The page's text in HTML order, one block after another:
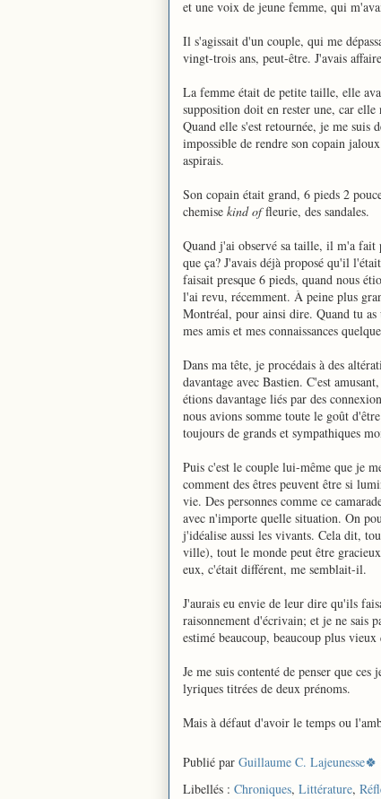
et une voix de jeune femme, qui
Il s'agissait d'un couple, qui me
vingt-trois ans, peut-être. J'avais
La femme était de petite taille, elle
supposition doit en rester une, car
Quand elle s'est retournée, je me suis
impossible de rendre son copain
aspirais.
Son copain était grand, 6 pieds 2
chemise kind offleurie, des sandales.
Quand j'ai observé sa taille, il m'a fait
que ça? J'avais déjà proposé qu'il
faisait presque 6 pieds, quand nous
l'ai revu, récemment. À peine plus
Montréal, pour ainsi dire. Quand tu
mes amis et mes connaissances
Dans ma tête, je procédais à des
davantage avec Bastien. C'est
étions davantage liés par des
nous avions somme toute le goût
toujours de grands et sympathiques
Puis c'est le couple lui-même que je
comment des êtres peuvent être si
vie. Des personnes comme ce
avec n'importe quelle situation. On
j'idéalise aussi les vivants. Cela dit,
ville), tout le monde peut être
eux, c'était différent, me semblait-il.
J'aurais eu envie de leur dire qu'ils
raisonnement d'écrivain; et je ne sais
estimé beaucoup, beaucoup plus
Je me suis contenté de penser que
lyriques titrées de deux prénoms.
Mais à défaut d'avoir le temps ou
Publié par Guillaume C. Lajeunesse🍀
Libellés : Chroniques, Littérature,